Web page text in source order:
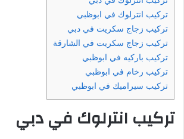
تركيب انترلوك في ابوظبي
تركيب زجاج سكريت في دبي
تركيب زجاج سكريت في الشارقة
تركيب باركيه في ابوظبي
تركيب رخام في ابوظبي
تركيب سيراميك في ابوظبي
تركيب انترلوك في دبي